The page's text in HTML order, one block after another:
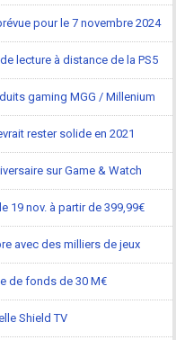
pour le 7 novembre 2024
lecture à distance de la PS5
gaming MGG / Millenium
rester solide en 2021
sur Game & Watch
19 nov. à partir de 399,99€
avec des milliers de jeux
de fonds de 30 M€
Shield TV